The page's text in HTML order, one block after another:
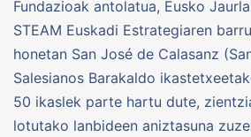
Fundazioak antolatua, Eusko
STEAM Euskadi Estrategiaren
honetan San José de Calasanz
Salesianos Barakaldo
50 ikaslek parte hartu dute,
lotutako lanbideen aniztasuna